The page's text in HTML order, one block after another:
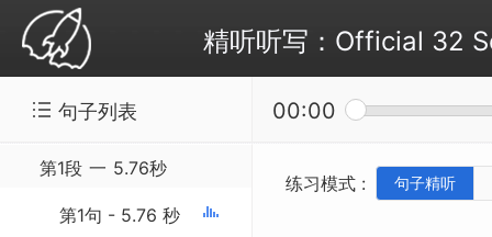
精听听写：Official 32
句子列表 00:00
第1段 一 5.76秒
第1句 - 5.76 秒
练习模式 : 句子精听